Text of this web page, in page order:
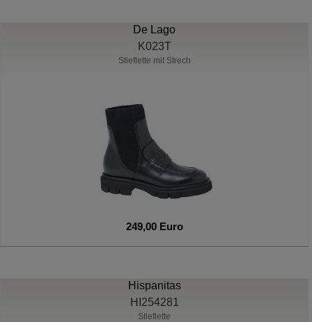
De Lago
K023T
Stieflette mit Strech
249,00 Euro
Hispanitas
HI254281
Stieflette